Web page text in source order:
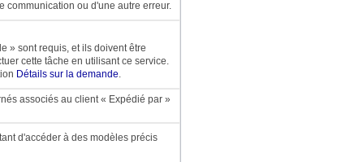
communication ou d'une autre erreur.
» sont requis, et ils doivent être
cette tâche en utilisant ce service.
Détails sur la demande.
associés au client « Expédié par »
d'accéder à des modèles précis